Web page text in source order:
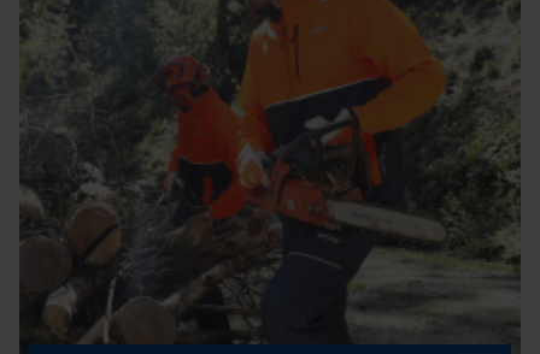
Notwendige Cookies
Prüfung setzen von Cookies
Session ID
Speichern der Auswahl zur
Datenverarbeitung